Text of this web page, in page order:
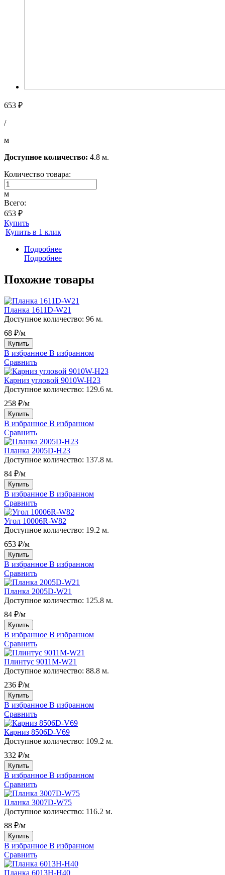
653 ₽
/
м
Доступное количество: 4.8 м.
Количество товара:
м
Всего:
653 ₽
Купить
Купить в 1 клик
Подробнее
Подробнее
Похожие товары
Планка 1611D-W21
Доступное количество: 96 м.
68 ₽/м
Купить
В избранное В избранном
Сравнить
Карниз угловой 9010W-H23
Доступное количество: 129.6 м.
258 ₽/м
Купить
В избранное В избранном
Сравнить
Планка 2005D-H23
Доступное количество: 137.8 м.
84 ₽/м
Купить
В избранное В избранном
Сравнить
Угол 10006R-W82
Доступное количество: 19.2 м.
653 ₽/м
Купить
В избранное В избранном
Сравнить
Планка 2005D-W21
Доступное количество: 125.8 м.
84 ₽/м
Купить
В избранное В избранном
Сравнить
Плинтус 9011M-W21
Доступное количество: 88.8 м.
236 ₽/м
Купить
В избранное В избранном
Сравнить
Карниз 8506D-V69
Доступное количество: 109.2 м.
332 ₽/м
Купить
В избранное В избранном
Сравнить
Планка 3007D-W75
Доступное количество: 116.2 м.
88 ₽/м
Купить
В избранное В избранном
Сравнить
Планка 6013H-H40